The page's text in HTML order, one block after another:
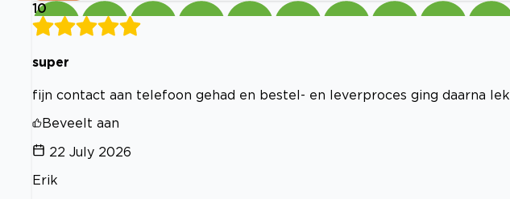
10
super
fijn contact aan telefoon gehad en bestel- en leverproces ging daarna
Beveelt aan
22 July 2026
Erik